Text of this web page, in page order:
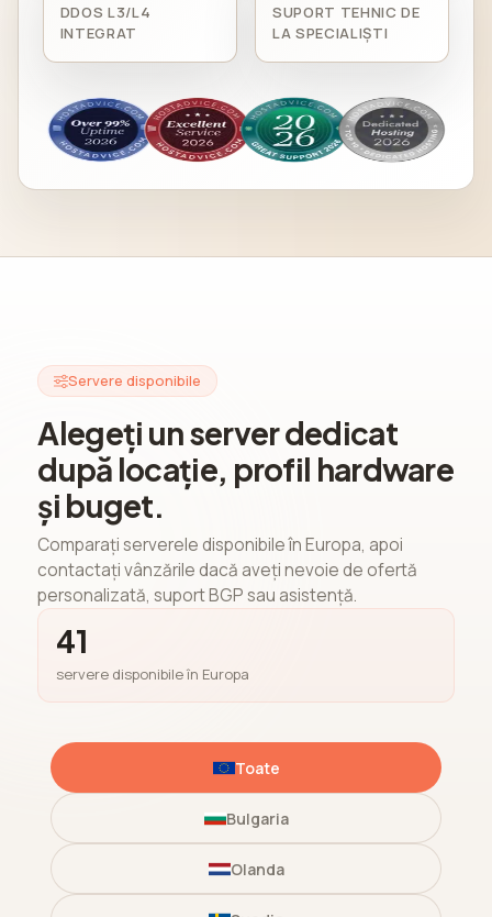
DDOS L3/L4
INTEGRAT
SUPORT TEHNIC DE
LA SPECIALIȘTI
Servere disponibile
Alegeți un server dedicat
după locație, profil hardware
și buget.
Comparați serverele disponibile în Europa, apoi
contactați vânzările dacă aveți nevoie de ofertă
personalizată, suport BGP sau asistență.
41
servere disponibile în Europa
Toate
Bulgaria
Olanda